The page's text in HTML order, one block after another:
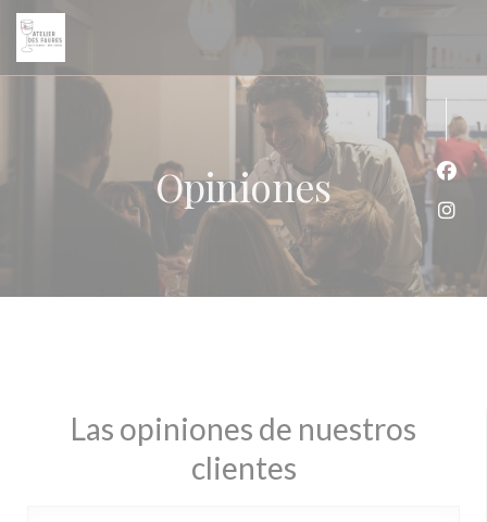
Personalización de sus opciones de cookies
Opiniones
Las opiniones de nuestros
clientes